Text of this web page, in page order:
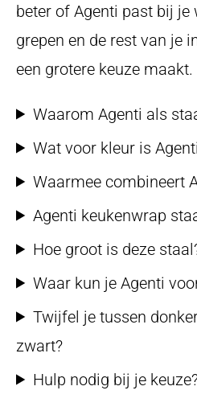
beter of Agenti past bij je
grepen en de rest van je
een grotere keuze maakt.
Waarom Agenti als
Wat voor kleur is
Waarmee combineert
Agenti keukenwrap
Hoe groot is deze
Waar kun je Agenti
Twijfel je tussen
zwart?
Hulp nodig bij je